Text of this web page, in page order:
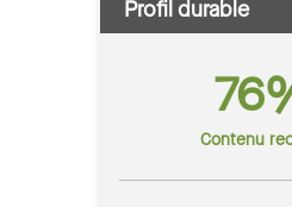
Profil durable
Contenu